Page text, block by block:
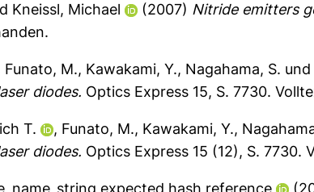
Kneissl, Michael (2007) Nitride emitters
Funato, M., Kawakami, Y., Nagahama, S. und
diodes. Optics Express 15, S. 7730.
T. , Funato, M., Kawakami, Y.,
diodes. Optics Express 15 (12), S. 7730.
expected hash reference